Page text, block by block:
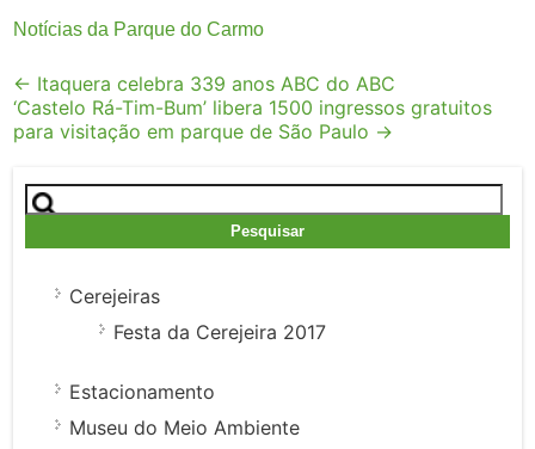
Notícias da Parque do Carmo
Post
navigation
← Itaquera celebra 339 anos ABC do ABC
‘Castelo Rá-Tim-Bum’ libera 1500 ingressos gratuitos
para visitação em parque de São Paulo →
Pesquisar
por:
Cerejeiras
Festa da Cerejeira 2017
Estacionamento
Museu do Meio Ambiente